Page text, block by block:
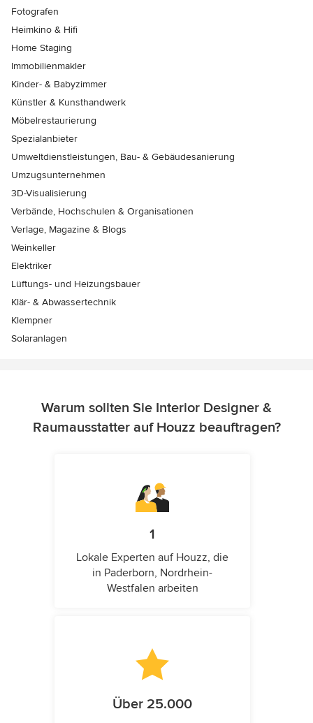
Fotografen
Heimkino & Hifi
Home Staging
Immobilienmakler
Kinder- & Babyzimmer
Künstler & Kunsthandwerk
Möbelrestaurierung
Spezialanbieter
Umweltdienstleistungen, Bau- & Gebäudesanierung
Umzugsunternehmen
3D-Visualisierung
Verbände, Hochschulen & Organisationen
Verlage, Magazine & Blogs
Weinkeller
Elektriker
Lüftungs- und Heizungsbauer
Klär- & Abwassertechnik
Klempner
Solaranlagen
Warum sollten Sie Interior Designer &
Raumausstatter auf Houzz beauftragen?
1
Lokale Experten auf Houzz, die
in Paderborn, Nordrhein-
Westfalen arbeiten
Über 25.000